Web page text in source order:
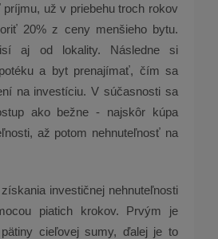
už v priebehu troch rokov
20% z ceny menšieho bytu.
aj od lokality. Následne si
a byt prenajímať, čím sa
na investíciu. V súčasnosti sa
ako bežne - najskôr kúpa
až potom nehnuteľnosť na
investičnej nehnuteľnosti
piatich krokov. Prvým je
pätiny cieľovej sumy, ďalej je to